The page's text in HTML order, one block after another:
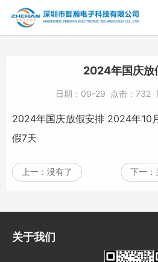
2024年国庆放
日期： 09-29 点击： 732
2024年国庆放假安排 2024年10
假7天
上一： 没有了 下一：
关于我们